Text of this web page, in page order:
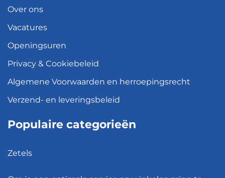
Over ons
Vacatures
Openingsuren
Privacy & Cookiebeleid
Algemene Voorwaarden en herroepingsrecht
Verzend- en leveringsbeleid
Populaire categorieën
Zetels